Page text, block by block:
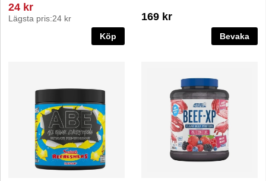
24 kr
Lägsta pris:24 kr
Köp
169 kr
Bevaka